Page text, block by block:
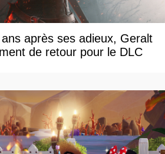
après ses adieux, Geralt
de retour pour le DLC